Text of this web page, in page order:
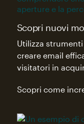
Scopri nuovi
Utilizza
creare email
visitatori in
Scopri come